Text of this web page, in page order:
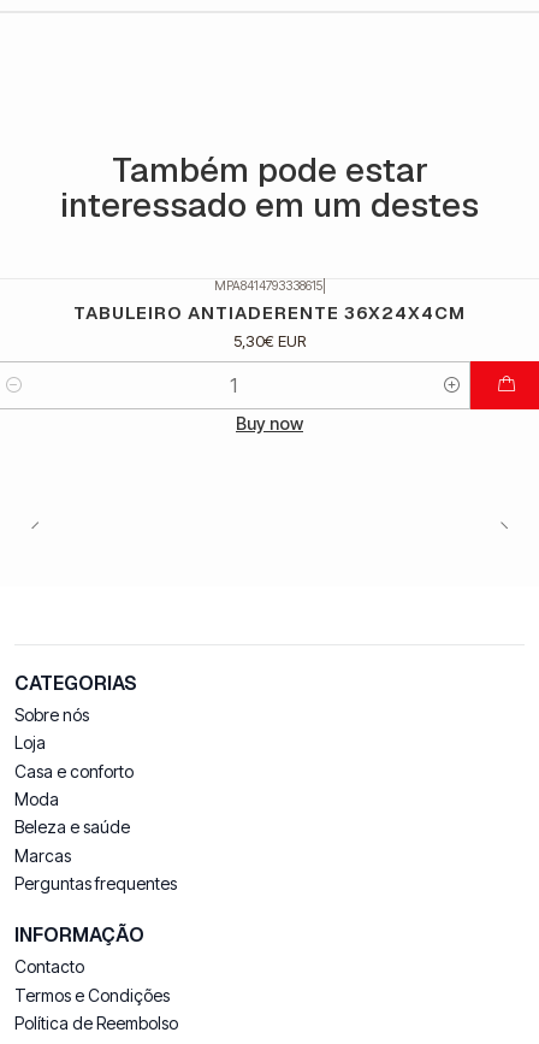
Também pode estar
interessado em um destes
MPA8414793338615|
TABULEIRO ANTIADERENTE 36X24X4CM
5,30€ EUR
Buy now
CATEGORIAS
Sobre nós
Loja
Casa e conforto
Moda
Beleza e saúde
Marcas
Perguntas frequentes
INFORMAÇÃO
Contacto
Termos e Condições
Política de Reembolso